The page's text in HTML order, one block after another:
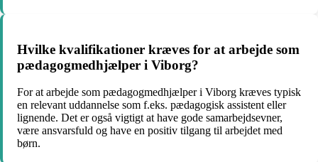
Hvilke kvalifikationer kræves for at arbejde som
pædagogmedhjælper i Viborg?
For at arbejde som pædagogmedhjælper i Viborg kræves typisk
en relevant uddannelse som f.eks. pædagogisk assistent eller
lignende. Det er også vigtigt at have gode samarbejdsevner,
være ansvarsfuld og have en positiv tilgang til arbejdet med
børn.